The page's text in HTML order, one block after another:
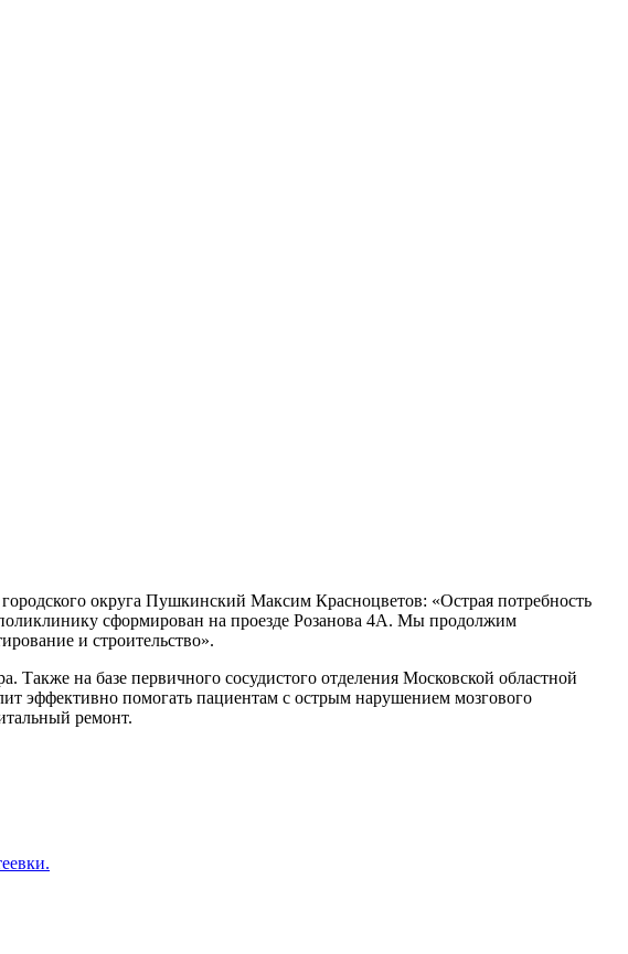
округа Пушкинский Максим Красноцветов: «Острая потребность
поликлинику сформирован на проезде Розанова 4А. Мы продолжим
и строительство».
на базе первичного сосудистого отделения Московской областной
эффективно помогать пациентам с острым нарушением мозгового
ремонт.